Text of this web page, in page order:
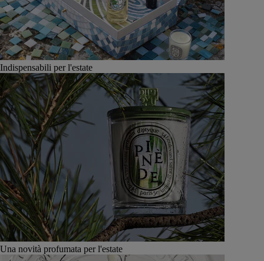
Indispensabili per l'estate
Una novità profumata per l'estate